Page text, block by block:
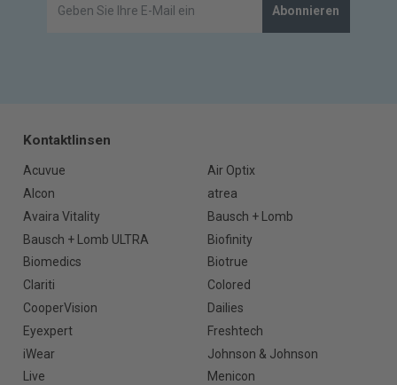
Abonnieren
Kontaktlinsen
Acuvue
Air Optix
Alcon
atrea
Avaira Vitality
Bausch + Lomb
Bausch + Lomb ULTRA
Biofinity
Biomedics
Biotrue
Clariti
Colored
CooperVision
Dailies
Eyexpert
Freshtech
iWear
Johnson & Johnson
Live
Menicon